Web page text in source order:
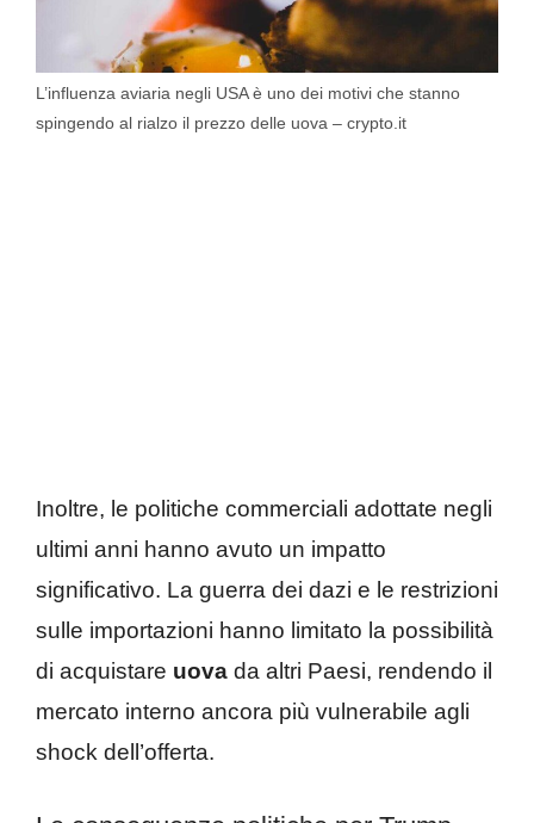
L’influenza aviaria negli USA è uno dei motivi che stanno
spingendo al rialzo il prezzo delle uova – crypto.it
Inoltre, le politiche commerciali adottate negli
ultimi anni hanno avuto un impatto
significativo. La guerra dei dazi e le restrizioni
sulle importazioni hanno limitato la possibilità
di acquistare uova da altri Paesi, rendendo il
mercato interno ancora più vulnerabile agli
shock dell’offerta.